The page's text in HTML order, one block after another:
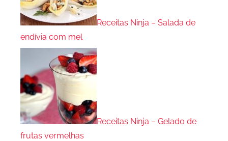
Receitas Ninja – Salada de
endívia com mel
Receitas Ninja – Gelado de
frutas vermelhas